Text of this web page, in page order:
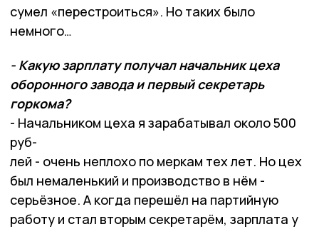
сумел «перестроиться». Но таких было
немного…
- Какую зарплату получал начальник цеха
оборонного завода и первый секретарь
горкома?
- Начальником цеха я зарабатывал около 500
руб-
лей - очень неплохо по меркам тех лет. Но цех
был немаленький и производство в нём -
серьёзное. А когда перешёл на партийную
работу и стал вторым секретарём, зарплата у